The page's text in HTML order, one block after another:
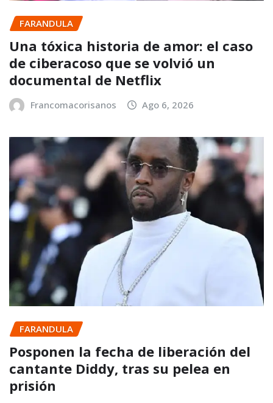
FARANDULA
Una tóxica historia de amor: el caso
de ciberacoso que se volvió un
documental de Netflix
Francomacorisanos Ago 6, 2026
FARANDULA
Posponen la fecha de liberación del
cantante Diddy, tras su pelea en
prisión